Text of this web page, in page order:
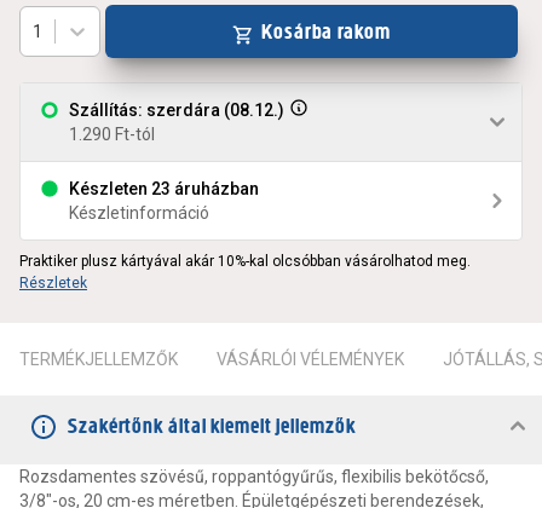
Szállítás: szerdára (08.12.)
1.290 Ft-tól
Készleten 23 áruházban
Készletinformáció
1 Kosárba rakom
Praktiker plusz kártyával akár 10%-kal olcsóbban vásárolhatod meg.
Részletek
TERMÉKJELLEMZŐK VÁSÁRLÓI VÉLEMÉNYEK JÓTÁLLÁS,
Szakértőnk által kiemelt jellemzők
Rozsdamentes szövésű, roppantógyűrűs, flexibilis bekötőcső,
3/8"-os, 20 cm-es méretben. Épületgépészeti berendezések,